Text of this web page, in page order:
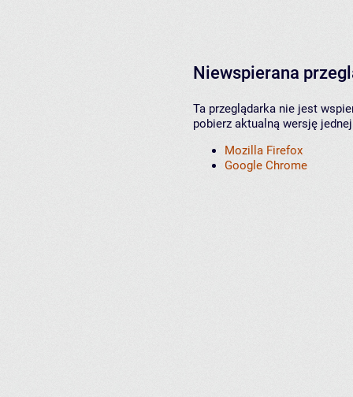
Niewspierana
Ta przeglądarka nie jest
pobierz aktualną wersję
Mozilla Firefox
Google Chrome